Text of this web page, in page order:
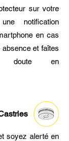
sur votre
notification
en cas
et faîtes
doute en
soyez alerté en